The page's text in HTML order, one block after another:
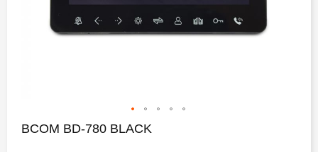
Skip
BCOM BD-780 BLACK